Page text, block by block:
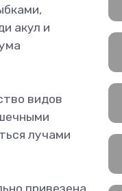
акул и
видов
лучами